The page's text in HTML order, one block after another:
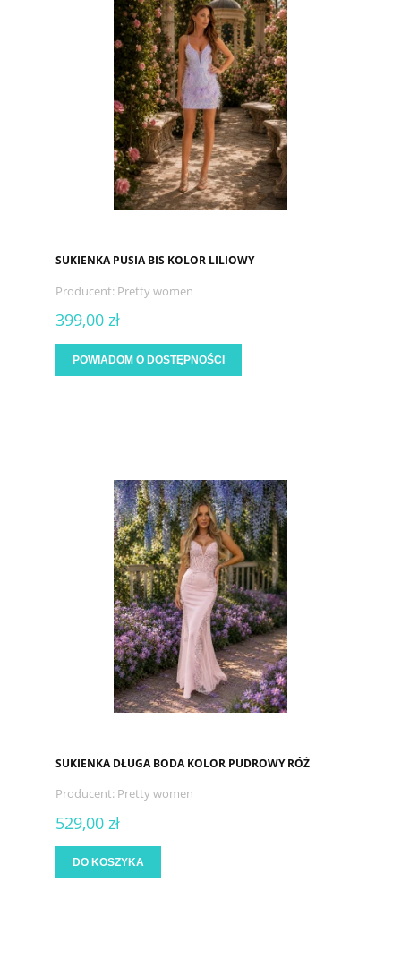
SUKIENKA PUSIA BIS KOLOR LILIOWY
Producent: Pretty women
399,00 zł
POWIADOM O DOSTĘPNOŚCI
SUKIENKA DŁUGA BODA KOLOR PUDROWY RÓŻ
Producent: Pretty women
529,00 zł
DO KOSZYKA